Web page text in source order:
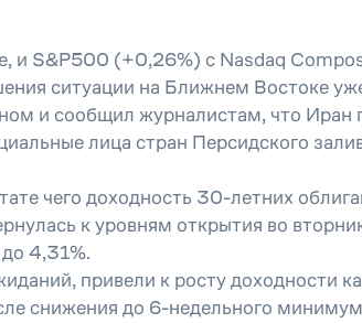
S&P500 (+0,26%) с Nasdaq
ситуации на Ближнем Востоке
и сообщил журналистам, что Иран
лица стран Персидского
чего доходность 30-летних
к уровням открытия во
4,31%.
привели к росту доходности
снижения до 6-недельного